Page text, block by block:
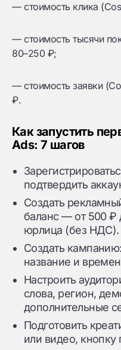
— стоимость клика
— стоимость тысячи
80–250 ₽;
— стоимость заявки
₽.
Как запустить
Ads: 7 шагов
подтвердить
Создать
баланс — от 500 ₽
юрлица (без НДС).
Создать
название и
Настроить
слова, регион,
дополнительные
Подготовить
или видео,